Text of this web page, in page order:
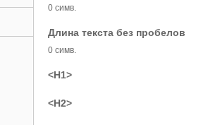
0 симв.
Длина текста без пробелов
0 симв.
<H1>
<H2>